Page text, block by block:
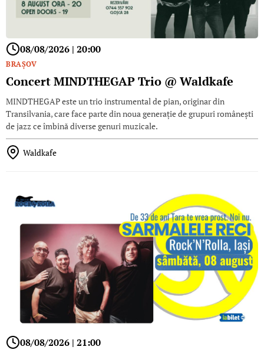
08/08/2026 | 20:00
BRAŞOV
Concert MINDTHEGAP Trio @ Waldkafe
MINDTHEGAP este un trio instrumental de pian, originar din
Transilvania, care face parte din noua generație de grupuri românești
de jazz ce îmbină diverse genuri muzicale.
Waldkafe
08/08/2026 | 21:00